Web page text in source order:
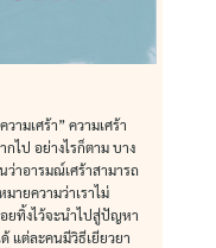
ามเศร้า” ความเศร้า
ไป อย่างไรก็ตาม บาง
าอารมณ์เศร้าสามารถ
ายความว่าเราไม่
ยทิ้งไว้จะนำไปสู่ปัญหา
แต่ละคนมีวิธีเยียวยา